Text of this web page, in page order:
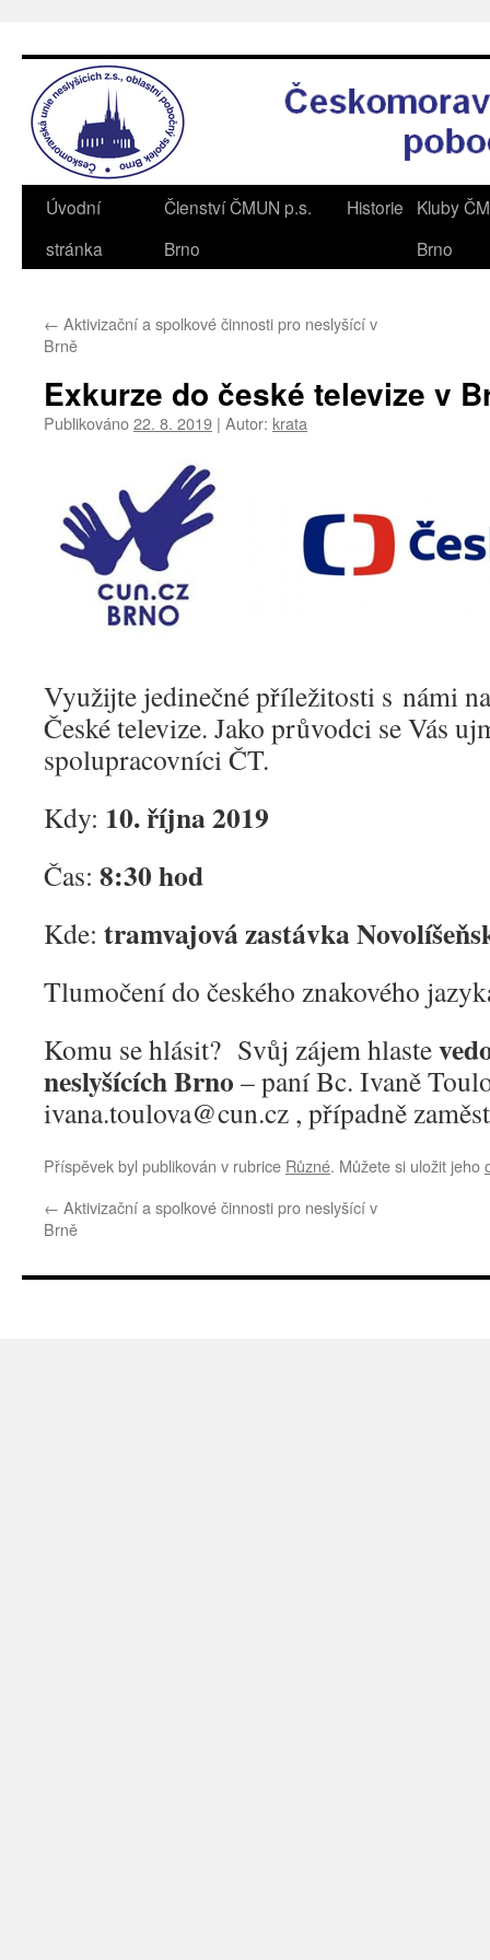
webu
Úvodní
stránka
Členství ČMUN p.s.
Brno
Historie
Kluby
Brno
← Aktivizační a spolkové činnosti pro neslyšící v
Brně
Exkurze do české televize v
Publikováno22. 8. 2019 | Autor: krata
Využijte jedinečné příležitosti s námi
České televize. Jako průvodci se Vás
spolupracovníci ČT.
Kdy: 10. října 2019
Čas: 8:30 hod
Kde: tramvajová zastávka
Tlumočení do českého znakového
Komu se hlásit? Svůj zájem hlaste
neslyšících Brno – paní Bc. Ivaně
ivana.toulova@cun.cz , případně
Příspěvek byl publikován v rubrice Různé. Můžete si uložit jeho
← Aktivizační a spolkové činnosti pro neslyšící v
Brně